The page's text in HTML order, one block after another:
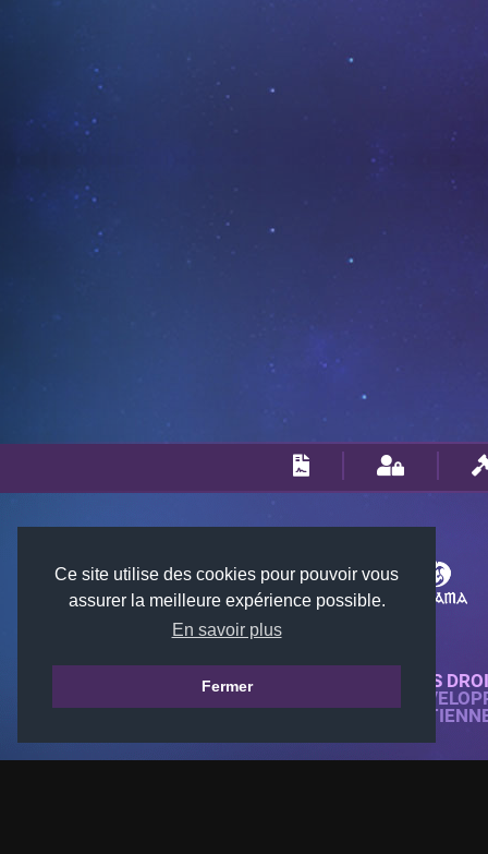
Ce site utilise des cookies pour pouvoir vous
assurer la meilleure expérience possible.
En savoir plus
Fermer
© 2018-2026 KTARENA. TOUS
SITE WEB ENTIÈREMENT
TOUTES LES IMAGES